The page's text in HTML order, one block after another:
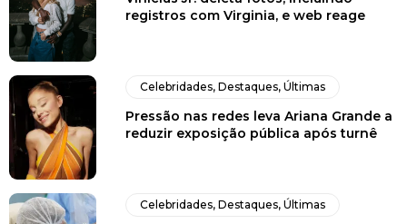
registros com Virginia, e web reage
Celebridades,Destaques,Últimas
Pressão nas redes leva Ariana Grande a
reduzir exposição pública após turnê
Celebridades,Destaques,Últimas